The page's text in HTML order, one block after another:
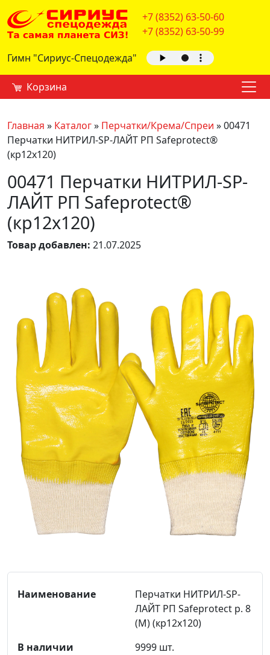
+7 (8352) 63-50-60
+7 (8352) 63-50-99
Гимн "Сириус-Спецодежда"
Корзина
Главная » Каталог» Перчатки/Крема/Спреи »00471
Перчатки НИТРИЛ-SP-ЛАЙТ РП Safeprotect®
(кр12х120)
00471 Перчатки НИТРИЛ-SP-
ЛАЙТ РП Safeprotect®
(кр12х120)
Товар добавлен: 21.07.2025
Перчатки НИТРИЛ-SP-
ЛАЙТ РП Safeprotect р. 8
(M) (кр12х120)
9999 шт.